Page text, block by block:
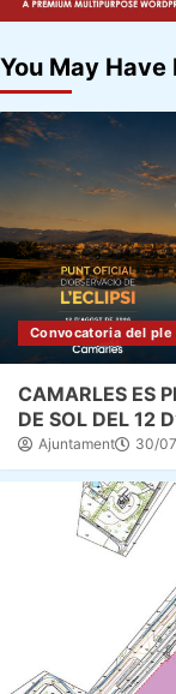
You May Have
Convocatoria del ple
CAMARLES ES
DE SOL DEL 12
Ajuntament 30/